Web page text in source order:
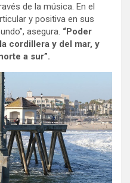
de la música. En el
y positiva en sus
asegura. “Poder
cordillera y del mar, y
a sur”.